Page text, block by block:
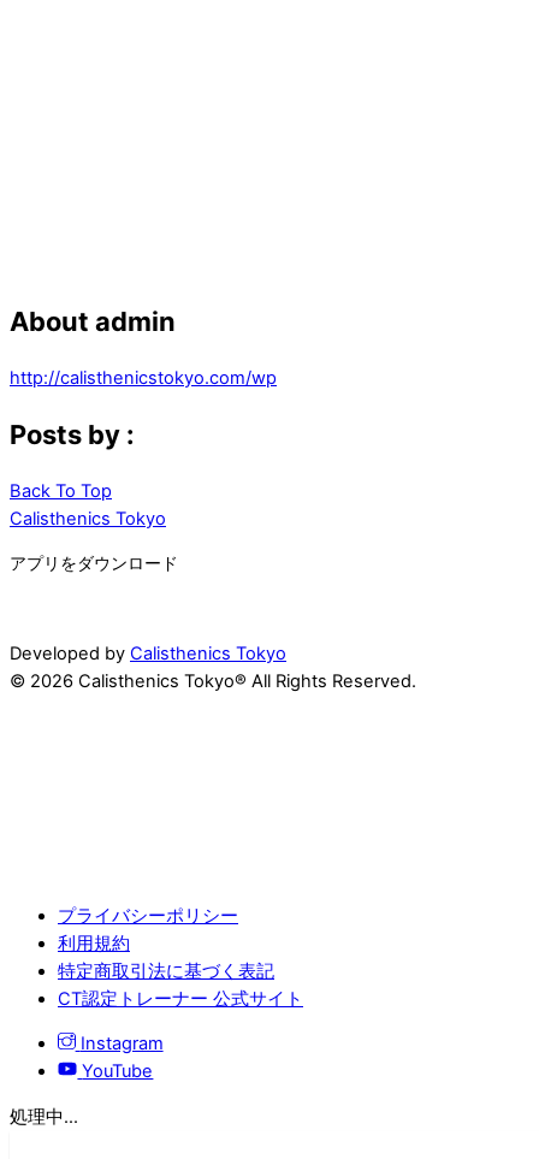
About admin
http://calisthenicstokyo.com/wp
Posts by :
Back To Top
Calisthenics Tokyo
アプリをダウンロード
Developed by Calisthenics Tokyo
© 2026 Calisthenics Tokyo® All Rights Reserved.
プライバシーポリシー
利用規約
特定商取引法に基づく表記
CT認定トレーナー 公式サイト
Instagram
YouTube
処理中...